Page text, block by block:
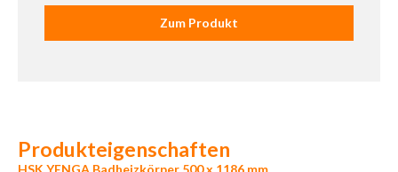
Zum Produkt
Produkteigenschaften